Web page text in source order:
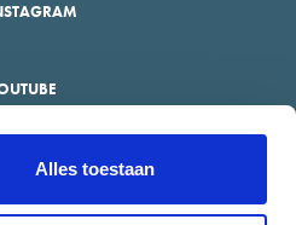
Alles toestaan